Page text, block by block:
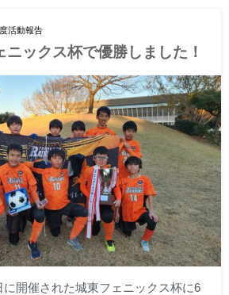
活動報告
ックス杯で優勝しました！
に開催された城東フェニックス杯に6